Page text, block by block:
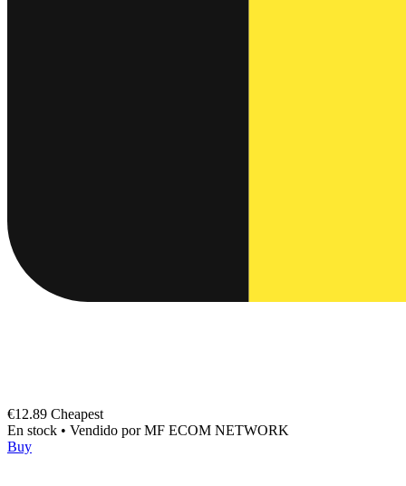
€12.89 Cheapest
En stock • Vendido porMF ECOM NETWORK
Buy